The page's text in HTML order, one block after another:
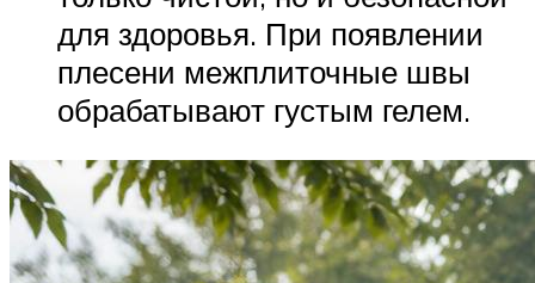
для здоровья. При появлении
плесени межплиточные швы
обрабатывают густым гелем.